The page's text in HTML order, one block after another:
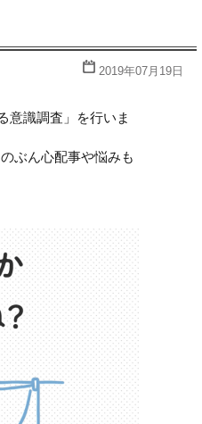
2019年07月19日
意識調査」を行いま
ぶん心配事や悩みも